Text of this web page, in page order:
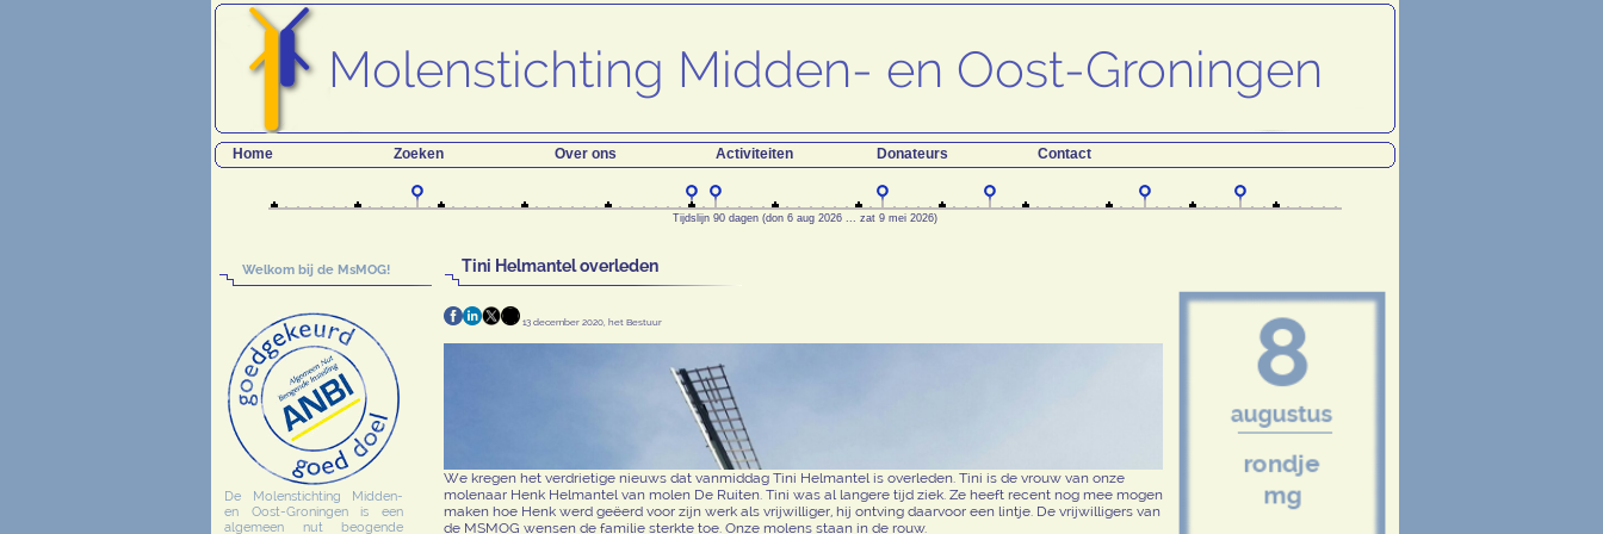
Home Zoeken Over ons Activiteiten Donateurs Contact
Tijdslijn 90 dagen (don 6 aug 2026 ... zat 9 mei 2026)
Welkom bij de MsMOG!
De Molenstichting Midden-
en Oost-Groningen is een
algemeen nut beogende
Tini Helmantel overleden
13 december 2020, het Bestuur
We kregen het verdrietige nieuws dat vanmiddag Tini Helmantel is overleden. Tini is de vrouw van onze
molenaar Henk Helmantel van molen De Ruiten. Tini was al langere tijd ziek. Ze heeft recent nog mee mogen
maken hoe Henk werd geëerd voor zijn werk als vrijwilliger, hij ontving daarvoor een lintje. De vrijwilligers van
de MSMOG wensen de familie sterkte toe. Onze molens staan in de rouw.